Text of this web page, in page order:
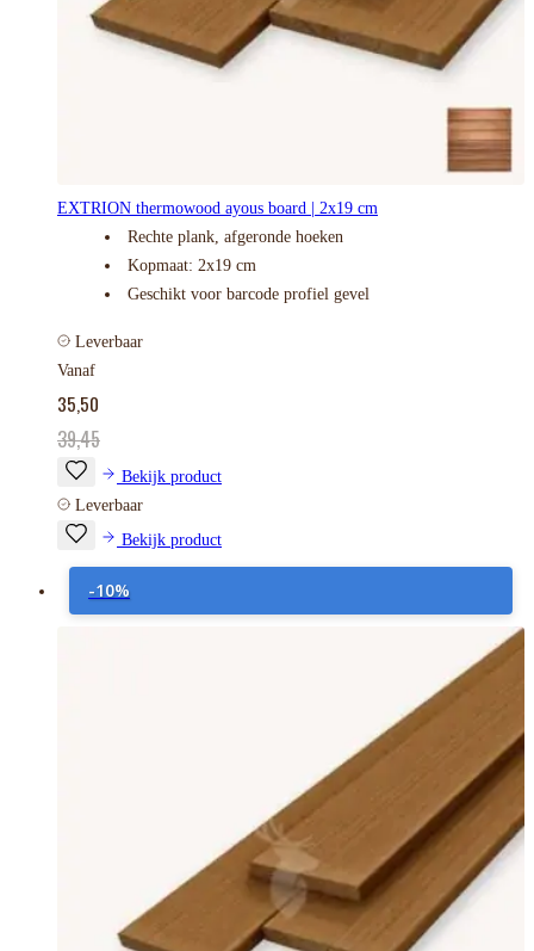
EXTRION thermowood ayous board | 2x19 cm
Rechte plank, afgeronde hoeken
Kopmaat: 2x19 cm
Geschikt voor barcode profiel gevel
Leverbaar
Vanaf
35,50
39,45
Bekijk product
Leverbaar
Bekijk product
-10%